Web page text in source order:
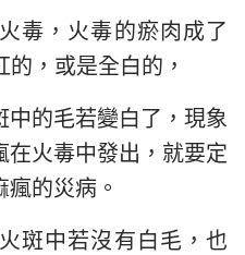
毒，火毒的瘀肉成了
，或是全白的，
中的毛若變白了，現象
在火毒中發出，就要定
的災病。
斑中若沒有白毛，也